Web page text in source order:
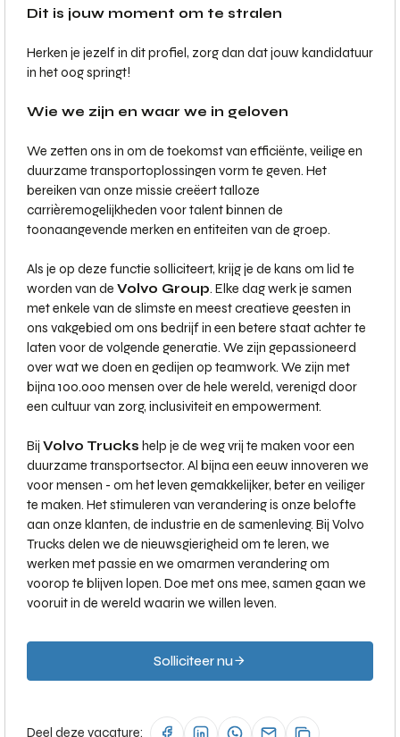
Dit is jouw moment om te stralen
Herken je jezelf in dit profiel, zorg dan dat jouw kandidatuur
in het oog springt!
Wie we zijn en waar we in geloven
We zetten ons in om de toekomst van efficiënte, veilige en
duurzame transportoplossingen vorm te geven. Het
bereiken van onze missie creëert talloze
carrièremogelijkheden voor talent binnen de
toonaangevende merken en entiteiten van de groep.
Als je op deze functie solliciteert, krijg je de kans om lid te
worden van de Volvo Group. Elke dag werk je samen
met enkele van de slimste en meest creatieve geesten in
ons vakgebied om ons bedrijf in een betere staat achter te
laten voor de volgende generatie. We zijn gepassioneerd
over wat we doen en gedijen op teamwork. We zijn met
bijna 100.000 mensen over de hele wereld, verenigd door
een cultuur van zorg, inclusiviteit en empowerment.
Bij Volvo Trucks help je de weg vrij te maken voor een
duurzame transportsector. Al bijna een eeuw innoveren we
voor mensen - om het leven gemakkelijker, beter en veiliger
te maken. Het stimuleren van verandering is onze belofte
aan onze klanten, de industrie en de samenleving. Bij Volvo
Trucks delen we de nieuwsgierigheid om te leren, we
werken met passie en we omarmen verandering om
voorop te blijven lopen. Doe met ons mee, samen gaan we
vooruit in de wereld waarin we willen leven.
Solliciteer nu
Deel deze vacature: